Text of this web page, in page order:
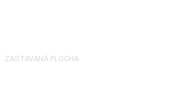
ZASTAVANÁ PLOCHA